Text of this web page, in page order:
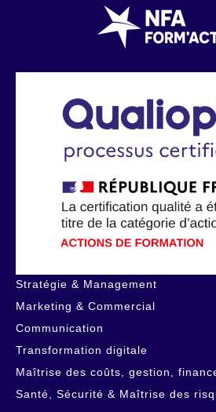
Stratégie & Management
Marketing & Commercial
Communication
Transformation digitale
Maîtrise des coûts, gestion,
Santé, Sécurité & Maîtrise des